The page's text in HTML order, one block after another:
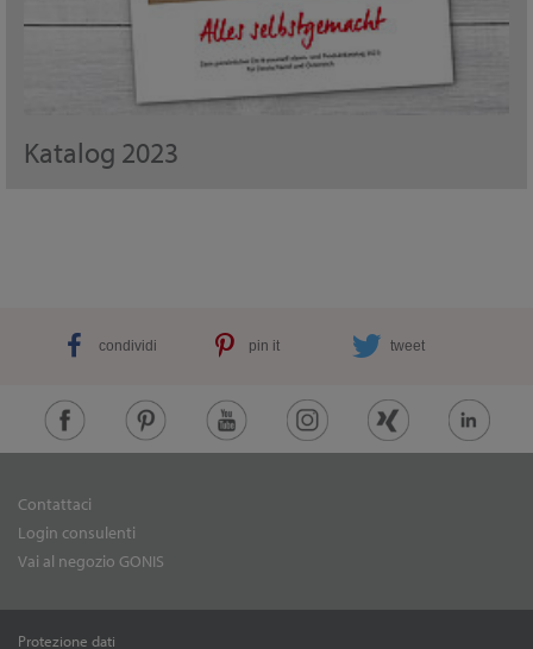
Katalog 2023
condividi pin it tweet
Contattaci
Login consulenti
Vai al negozio GONIS
Protezione dati